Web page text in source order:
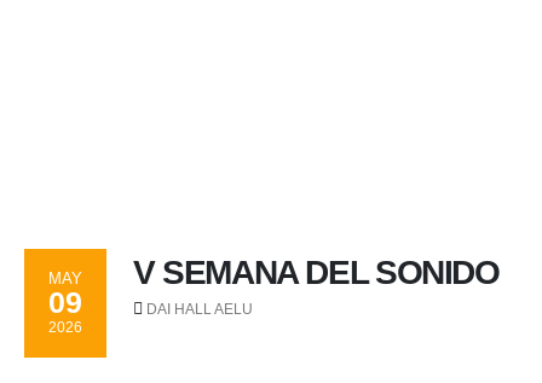
MAY
09
2026
V SEMANA DEL SONIDO
DAI HALL AELU